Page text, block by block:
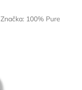
Značka: 100% Pure